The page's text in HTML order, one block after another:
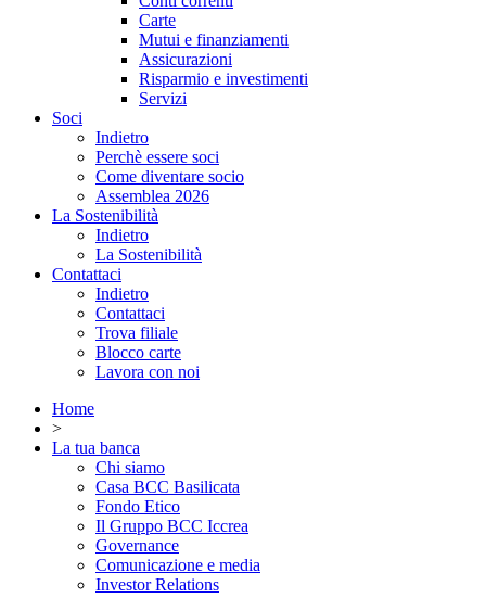
Carte
Mutui e finanziamenti
Assicurazioni
Risparmio e investimenti
Servizi
Soci
Indietro
Perchè essere soci
Come diventare socio
Assemblea 2026
La Sostenibilità
Indietro
La Sostenibilità
Contattaci
Indietro
Contattaci
Trova filiale
Blocco carte
Lavora con noi
Home
>
La tua banca
Chi siamo
Casa BCC Basilicata
Fondo Etico
Il Gruppo BCC Iccrea
Governance
Comunicazione e media
Investor Relations